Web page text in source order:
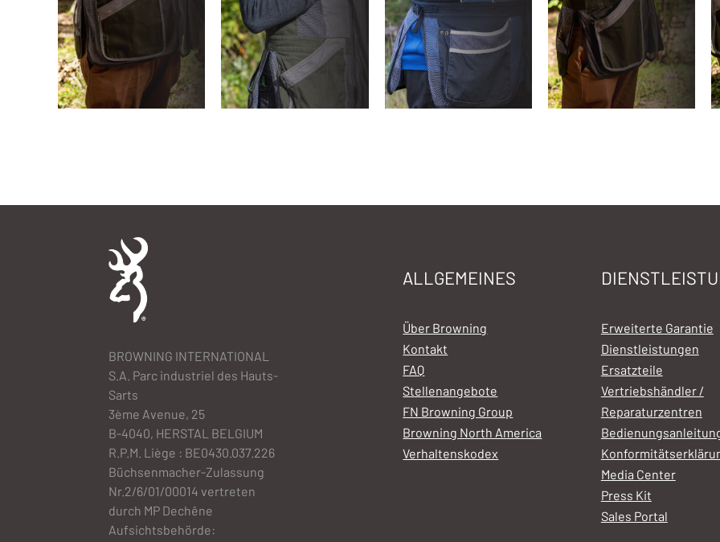
BROWNING INTERNATIONAL
S.A. Parc industriel des Hauts-
Sarts
3ème Avenue, 25
B-4040, HERSTAL BELGIUM
R.P.M. Liège : BE0430.037.226
Büchsenmacher-Zulassung
Nr.2/6/01/00014 vertreten
durch MP Dechêne
Aufsichtsbehörde:
ALLGEMEINES
Über Browning
Kontakt
FAQ
Stellenangebote
FN Browning Group
Browning North America
Verhaltenskodex
Erweiterte Garantie
Dienstleistungen
Ersatzteile
Vertriebshändler /
Reparaturzentren
Media Center
Press Kit
Sales Portal